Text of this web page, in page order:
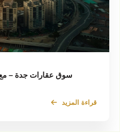
سوق عقارات جدة –
قراءة المزيد